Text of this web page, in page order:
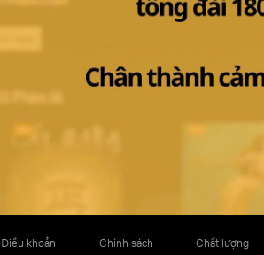
Điều khoản Chính sách Chất lượng